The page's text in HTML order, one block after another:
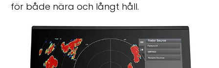
för både nära och långt håll.